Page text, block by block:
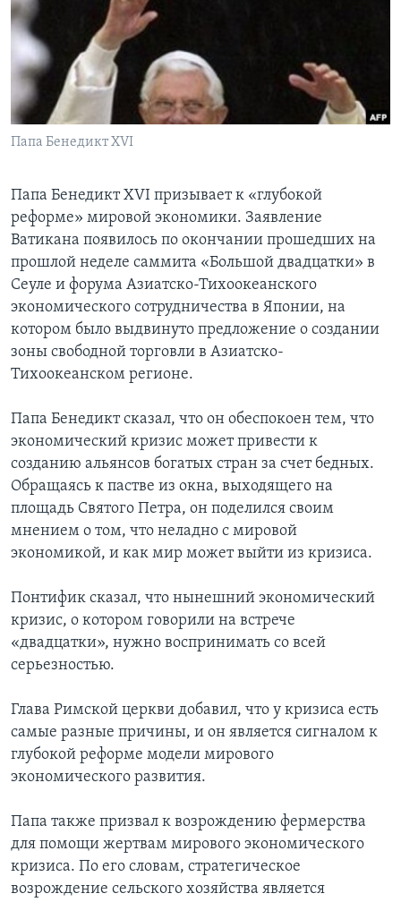
Learning English
СОЦИАЛЬНЫЕ СЕТИ
Папа Бенедикт XVI
Папа Бенедикт XVI призывает к «глубокой
реформе» мировой экономики. Заявление
Ватикана появилось по окончании прошедших на
прошлой неделе саммита «Большой двадцатки» в
Сеуле и форума Азиатско-Тихоокеанского
экономического сотрудничества в Японии, на
котором было выдвинуто предложение о создании
зоны свободной торговли в Азиатско-
Тихоокеанском регионе.
Папа Бенедикт сказал, что он обеспокоен тем, что
экономический кризис может привести к
созданию альянсов богатых стран за счет бедных.
Обращаясь к пастве из окна, выходящего на
площадь Святого Петра, он поделился своим
мнением о том, что неладно с мировой
экономикой, и как мир может выйти из кризиса.
Понтифик сказал, что нынешний экономический
кризис, о котором говорили на встрече
«двадцатки», нужно воспринимать со всей
серьезностью.
Глава Римской церкви добавил, что у кризиса есть
самые разные причины, и он является сигналом к
глубокой реформе модели мирового
экономического развития.
Папа также призвал к возрождению фермерства
для помощи жертвам мирового экономического
кризиса. По его словам, стратегическое
возрождение сельского хозяйства является